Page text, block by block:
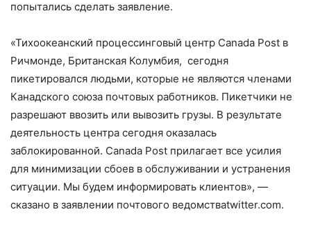
попытались сделать заявление.
«Тихоокеанский процессинговый центр Canada Post в
Ричмонде, Британская Колумбия, сегодня
пикетировался людьми, которые не являются членами
Канадского союза почтовых работников. Пикетчики не
разрешают ввозить или вывозить грузы. В результате
деятельность центра сегодня оказалась
заблокированной. Canada Post прилагает все усилия
для минимизации сбоев в обслуживании и устранения
ситуации. Мы будем информировать клиентов», —
сказано в заявлении почтового ведомстваtwitter.com.